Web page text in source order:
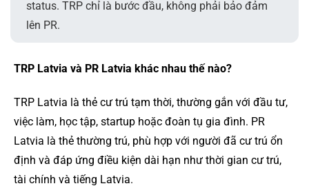
status. TRP chỉ là bước đầu, không phải bảo đảm
lên PR.
TRP Latvia và PR Latvia khác nhau thế nào?
TRP Latvia là thẻ cư trú tạm thời, thường gắn với đầu tư,
việc làm, học tập, startup hoặc đoàn tụ gia đình. PR
Latvia là thẻ thường trú, phù hợp với người đã cư trú ổn
định và đáp ứng điều kiện dài hạn như thời gian cư trú,
tài chính và tiếng Latvia.